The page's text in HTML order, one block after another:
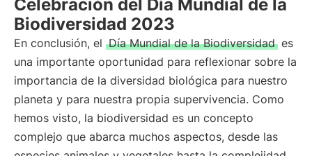
Celebración del Día Mundial de la
Biodiversidad 2023
En conclusión, el Día Mundial de la Biodiversidad es
una importante oportunidad para reflexionar sobre la
importancia de la diversidad biológica para nuestro
planeta y para nuestra propia supervivencia. Como
hemos visto, la biodiversidad es un concepto
complejo que abarca muchos aspectos, desde las